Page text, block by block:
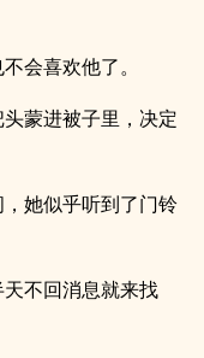
会喜欢他了。
蒙进被子里，决定
她似乎听到了门铃
不回消息就来找